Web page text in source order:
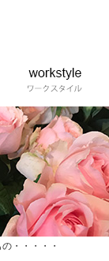
・・・・・